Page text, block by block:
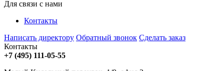
Для связи с нами
Контакты
Написать директору Обратный звонок Сделать заказ
Контакты
+7 (495) 111-05-55